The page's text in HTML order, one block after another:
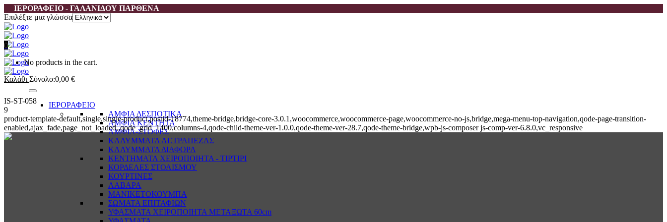
ΙΕΡΟΡΑΦΕΙΟ - ΓΑΛΑΝΙΔΟΥ ΠΑΡΘΕΝΑ
Επιλέξτε μια γλώσσα
0
No products in the cart.
Καλάθι Σύνολο:0,00 €
ΙΕΡΟΡΑΦΕΙΟ
ΑΜΦΙΑ ΔΕΣΠΟΤΙΚΑ
ΑΜΦΙΑ ΚΕΝΤΗΤΑ
ΑΜΦΙΑ-ΣΤΟΦΕΣ
ΚΑΛΥΜΜΑΤΑ ΑΓ.ΤΡΑΠΕΖΑΣ
ΚΑΛΥΜΜΑΤΑ ΔΙΑΦΟΡΑ
ΚΕΝΤΗΜΑΤΑ ΧΕΙΡΟΠΟΙΗΤΑ - ΤΙΡΤΙΡΙ
ΚΟΡΔΕΛΕΣ ΣΤΟΛΙΣΜΟΥ
ΚΟΥΡΤΙΝΕΣ
ΛΑΒΑΡΑ
ΜΑΝΙΚΕΤΟΚΟΥΜΠΑ
ΣΩΜΑΤΑ ΕΠΙΤΑΦΙΩΝ
ΥΦΑΣΜΑΤΑ ΧΕΙΡΟΠΟΙΗΤΑ ΜΕΤΑΞΩΤΑ 60cm
IS-ST-058
9
product-template-default,single,single-product,postid-18774,theme-bridge,bridge-core-3.0.1,woocommerce,woocommerce-page,woocommerce-no-js,bridge,mega-menu-top-navigation,qode-page-transition-
enabled,ajax_fade,page_not_loaded,,qode_grid_1400,columns-4,qode-child-theme-ver-1.0.0,qode-theme-ver-28.7,qode-theme-bridge,wpb-js-composer js-comp-ver-6.8.0,vc_responsive